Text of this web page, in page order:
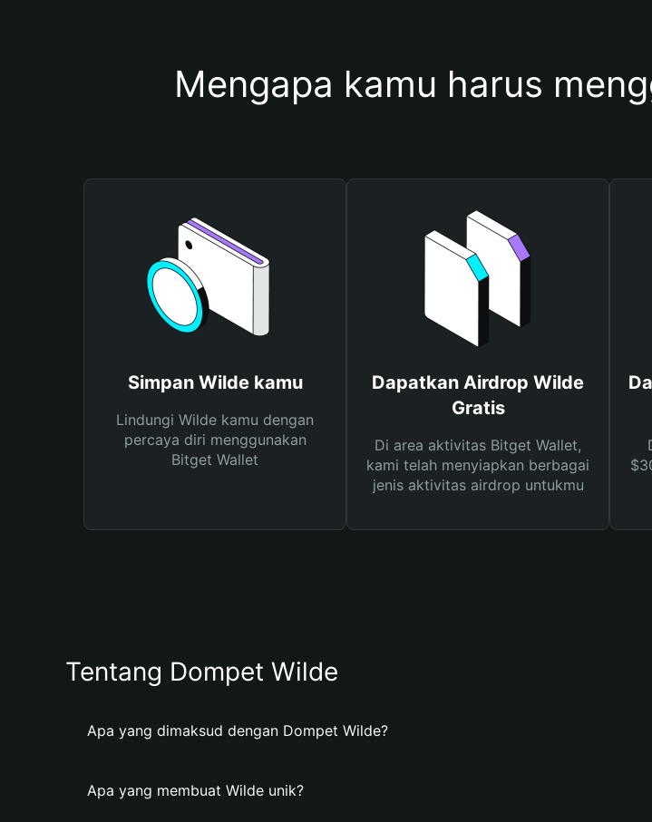
Mengapa kamu harus
Simpan Wilde kamu
Lindungi Wilde kamu dengan
percaya diri menggunakan
Bitget Wallet
Dapatkan Airdrop Wilde
Gratis
Di area aktivitas Bitget Wallet,
kami telah menyiapkan berbagai
jenis aktivitas airdrop untukmu
Tentang Dompet Wilde
Apa yang dimaksud dengan Dompet Wilde?
Apa yang membuat Wilde unik?